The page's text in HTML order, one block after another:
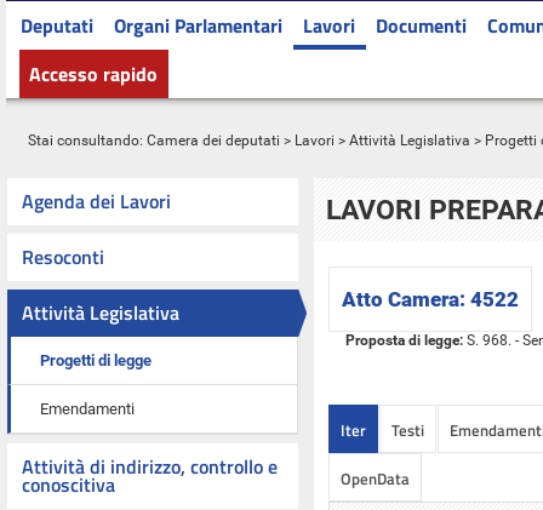
Deputati Organi Parlamentari Lavori Documenti
Accesso rapido
Stai consultando: Camera dei deputati > Lavori > Attività Legislativa > Progetti
Agenda dei Lavori
Resoconti
Attività Legislativa
Progetti di legge
Emendamenti
Attività di indirizzo, controllo e
conoscitiva
LAVORI
Atto Camera: 4522
Proposta di legge:S. 968. -
Iter Testi
OpenData